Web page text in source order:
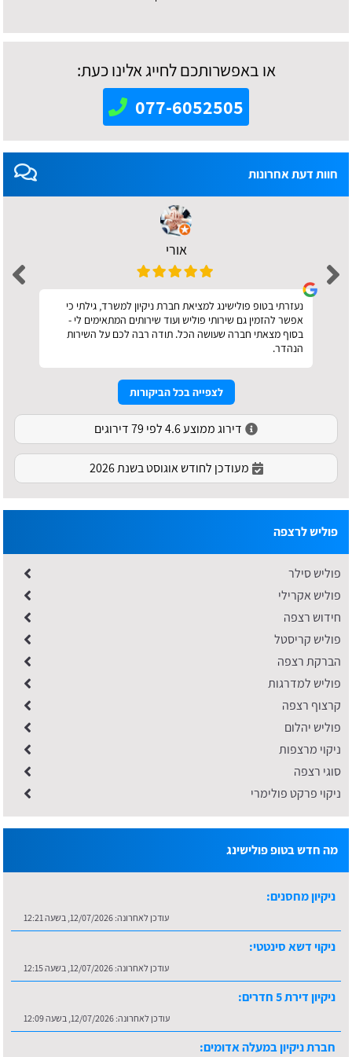
או באפשרותכם לחייג אלינו כעת:
077-6052505
חוות דעת אחרונות
אורי
נעזרתי בטופ פולישינג למציאת חברת ניקיון למשרד, גילתי כי
אפשר להזמין גם שירותי פוליש ועוד שירותים המתאימים לי -
בסוף מצאתי חברה שעושה הכל. תודה רבה לכם על השירות
הנהדר.
לצפייה בכל הביקורות
דירוג ממוצע 4.6 לפי 79 דירוגים
מעודכן לחודש אוגוסט בשנת 2026
פוליש לרצפה
פוליש סילר
פוליש אקרילי
חידוש רצפה
פוליש קריסטל
הברקת רצפה
פוליש למדרגות
קרצוף רצפה
פוליש יהלום
ניקוי מרצפות
סוגי רצפה
ניקוי פרקט פולימרי
מה חדש בטופ פולישינג
ניקיון מחסנים:
עודכן לאחרונה: 12/07/2026, בשעה 12:21
ניקוי דשא סינטטי:
עודכן לאחרונה: 12/07/2026, בשעה 12:15
ניקיון דירת 5 חדרים:
עודכן לאחרונה: 12/07/2026, בשעה 12:09
חברת ניקיון במעלה אדומים: